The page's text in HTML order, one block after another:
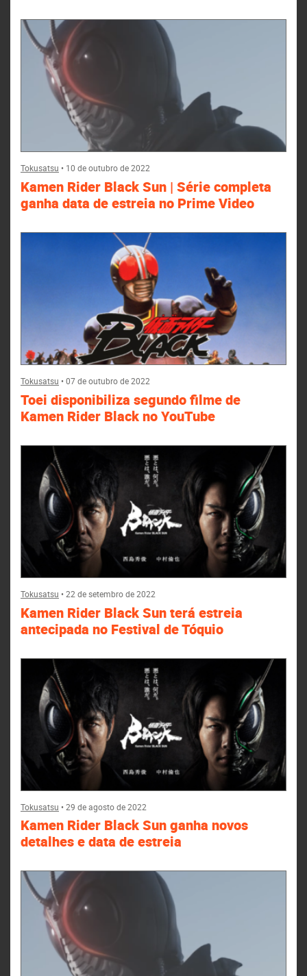
Tokusatsu • 10 de outubro de 2022
Kamen Rider Black Sun | Série completa
ganha data de estreia no Prime Video
Tokusatsu •07 de outubro de 2022
Toei disponibiliza segundo filme de
Kamen Rider Black no YouTube
Tokusatsu •22 de setembro de 2022
Kamen Rider Black Sun terá estreia
antecipada no Festival de Tóquio
Tokusatsu •29 de agosto de 2022
Kamen Rider Black Sun ganha novos
detalhes e data de estreia